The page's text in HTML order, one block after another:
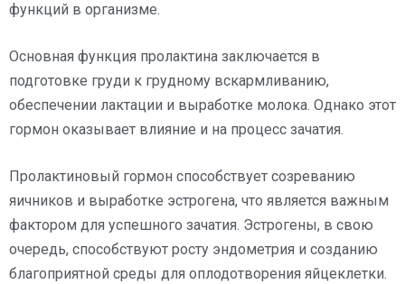
функций в организме.
Основная функция пролактина заключается в
подготовке груди к грудному вскармливанию,
обеспечении лактации и выработке молока. Однако этот
гормон оказывает влияние и на процесс зачатия.
Пролактиновый гормон способствует созреванию
яичников и выработке эстрогена, что является важным
фактором для успешного зачатия. Эстрогены, в свою
очередь, способствуют росту эндометрия и созданию
благоприятной среды для оплодотворения яйцеклетки.